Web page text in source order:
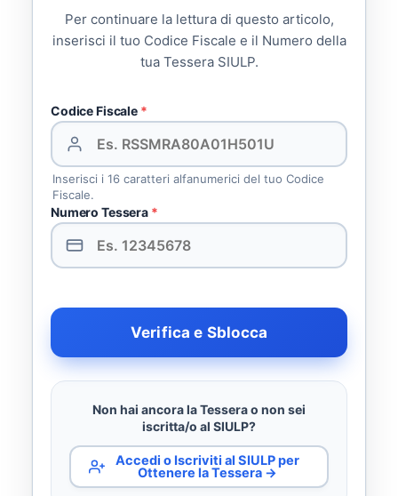
Per continuare la lettura di questo articolo,
inserisci il tuo Codice Fiscale e il Numero della
tua Tessera SIULP.
Codice Fiscale *
Inserisci i 16 caratteri alfanumerici del tuo Codice
Fiscale.
Numero Tessera *
Verifica e Sblocca
Non hai ancora la Tessera o non sei
iscritta/o al SIULP?
Accedi o Iscriviti al SIULP per
Ottenere la Tessera →